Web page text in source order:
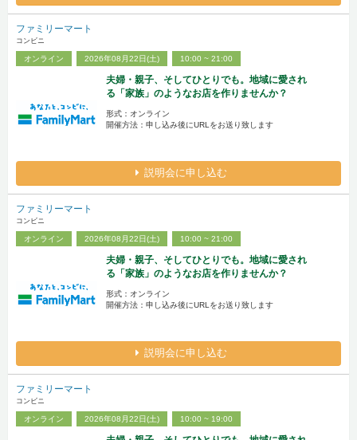
ファミリーマート
コンビニ
オンライン 2026年08月22日(土) 10:00 ~ 21:00
夫婦・親子、そしてひとりでも。地域に愛され
る「家族」のようなお店を作りませんか？
形式：オンライン
開催方法：申し込み後にURLをお送り致します
説明会に申し込む
ファミリーマート
コンビニ
オンライン 2026年08月22日(土) 10:00 ~ 21:00
夫婦・親子、そしてひとりでも。地域に愛され
る「家族」のようなお店を作りませんか？
形式：オンライン
開催方法：申し込み後にURLをお送り致します
説明会に申し込む
ファミリーマート
コンビニ
オンライン 2026年08月22日(土) 10:00 ~ 19:00